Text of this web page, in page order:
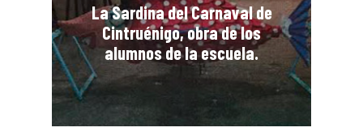
La Sardina del Carnaval de
Cintruénigo, obra de los
alumnos de la escuela.